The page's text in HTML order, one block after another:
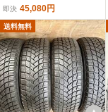
即決 45,080円
送料無料